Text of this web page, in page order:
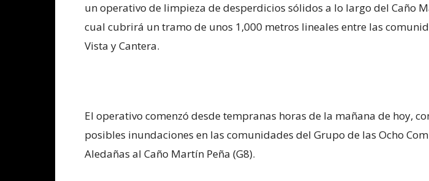
un operativo de limpieza de desperdicios sólidos a lo largo del Caño
cual cubrirá un tramo de unos 1,000 metros lineales entre las
Vista y Cantera.
El operativo comenzó desde tempranas horas de la mañana de hoy,
posibles inundaciones en las comunidades del Grupo de las Ocho
Aledañas al Caño Martín Peña (G8).